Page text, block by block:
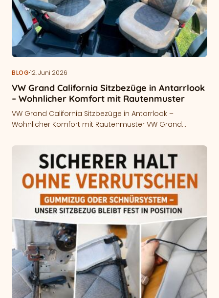
BLOG·12. Juni 2026
VW Grand California Sitzbezüge in Antarrlook
– Wohnlicher Komfort mit Rautenmuster
VW Grand California Sitzbezüge in Antarrlook –
Wohnlicher Komfort mit Rautenmuster VW Grand
Atmosphäre im…